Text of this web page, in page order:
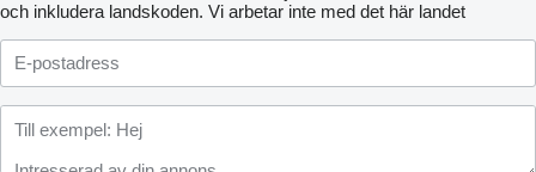
och inkludera landskoden. Vi arbetar inte med det här landet